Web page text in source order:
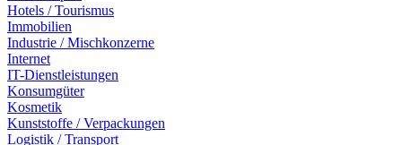
Hotels / Tourismus
Immobilien
Industrie / Mischkonzerne
Internet
IT-Dienstleistungen
Konsumgüter
Kosmetik
Kunststoffe / Verpackungen
Logistik / Transport